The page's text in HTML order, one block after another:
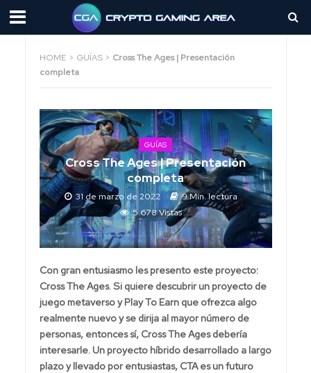
HOME > GUÍAS> Cross The Ages | Presentación
completa
GUÍAS
Cross The Ages | Presentación
completa
31 de marzo de 2022
9 Min. lectura
5.678 Vistas
Con gran entusiasmo les presento este proyecto:
Cross The Ages. Si quiere descubrir un proyecto de
juego metaverso y Play To Earn que ofrezca algo
realmente nuevo y se dirija al mayor número de
personas, entonces sí, Cross The Ages debería
interesarle. Un proyecto híbrido desarrollado a largo
plazo y llevado por entusiastas, CTA es un futuro